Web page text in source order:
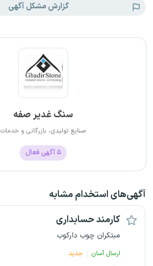
گزارش مشکل آگهی
سنگ غدیر صفه
صنایع تولیدی، بازرگانی و خدمات
۵ آگهی فعال
آگهی‌های استخدام مشابه
کارمند حسابداری
مبتکران چوب دارکوب
ارسال آسان
جدید